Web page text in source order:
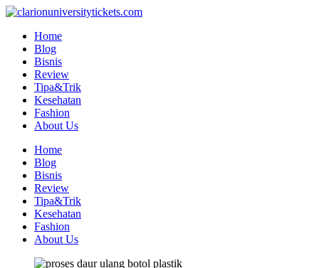
Skip
contentHome
Blog
Bisnis
Review
Tipa&Trik
Kesehatan
Fashion
About Us
Home
Blog
Bisnis
Review
Tipa&Trik
Kesehatan
Fashion
About Us